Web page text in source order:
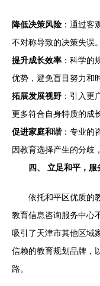
降低决策风险 ：通过客
不对称导致的决策失误。
提升成长效率 ：科学的
优势，避免盲目努力和
拓展发展视野 ：引入更
更多符合自身特质的成
促进家庭和谐：专业的
因教育选择产生的分歧
四、 立足和平，服
依托和平区优质的
教育信息咨询服务中心
吸引了天津市其他区域
信赖的教育规划品牌，
路。